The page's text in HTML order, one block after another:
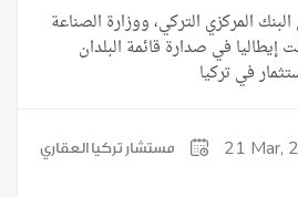
المركزي التركي، ووزارة الصناعة
إيطاليا في صدارة قائمة البلدان
في تركيا
مستشار تركيا العقاري 21 Mar,